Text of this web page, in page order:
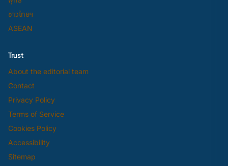
ชาวไทยฯ
ASEAN
Trust
About the editorial team
Contact
Privacy Policy
Terms of Service
Cookies Policy
Accessibility
Sitemap